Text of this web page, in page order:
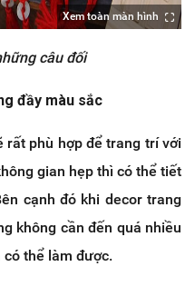
Xem toàn màn hình
câu đối
đầy màu sắc
rất phù hợp để trang trí với
gian hẹp thì có thể tiết
cạnh đó khi decor trang
không cần đến quá nhiều
có thể làm được.